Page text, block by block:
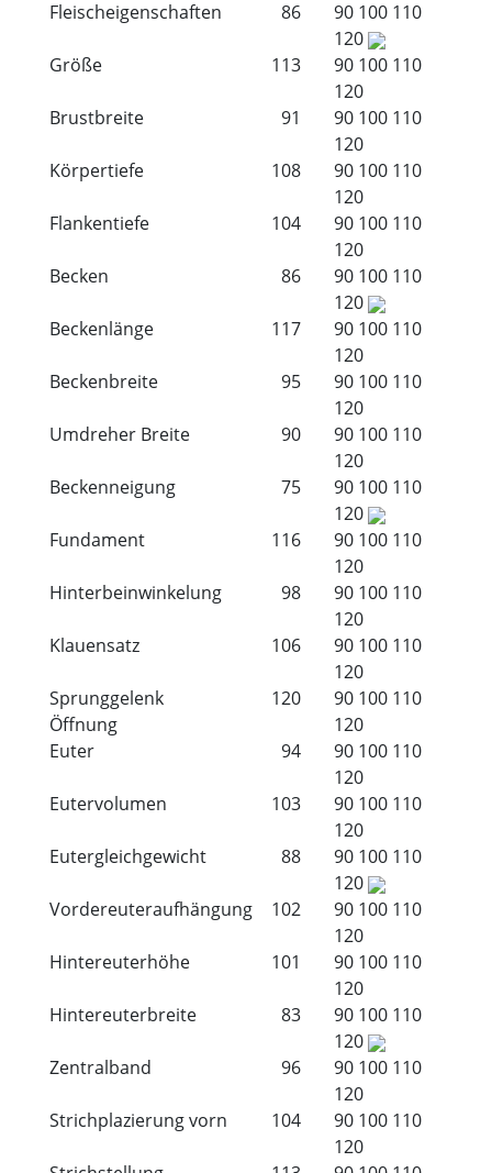
Fleischeigenschaften
86 90 100 110
120
Größe
113 90 100 110
120
Brustbreite
91 90 100 110
120
Körpertiefe
108 90 100 110
120
Flankentiefe
104 90 100 110
120
Becken
86 90 100 110
120
Beckenlänge
117 90 100 110
120
Beckenbreite
95 90 100 110
120
Umdreher Breite
90 90 100 110
120
Beckenneigung
75 90 100 110
120
Fundament
116 90 100 110
120
Hinterbeinwinkelung
98 90 100 110
120
Klauensatz
106 90 100 110
120
Sprunggelenk
Öffnung
120 90 100 110
120
Euter
94 90 100 110
120
Eutervolumen
103 90 100 110
120
Eutergleichgewicht
88 90 100 110
120
Vordereuteraufhängung
102 90 100 110
120
Hintereuterhöhe
101 90 100 110
120
Hintereuterbreite
83 90 100 110
120
Zentralband
96 90 100 110
120
Strichplazierung vorn
104 90 100 110
120